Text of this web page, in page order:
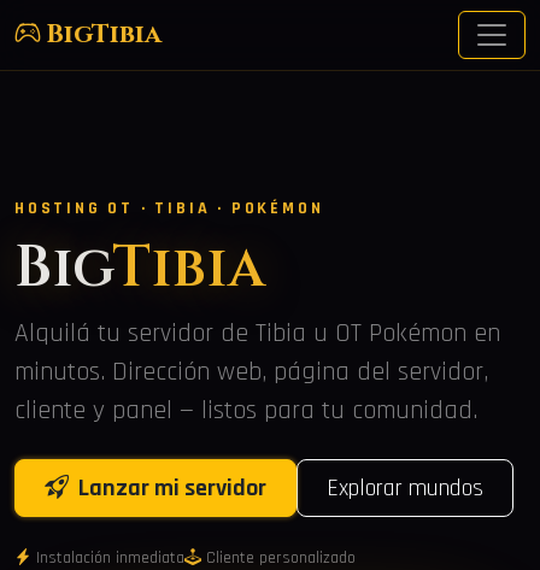
BigTibia
HOSTING OT · TIBIA · POKÉMON
BigTibia
Alquilá tu servidor de Tibia u OT Pokémon en
minutos. Dirección web, página del servidor,
cliente y panel — listos para tu comunidad.
Lanzar mi servidor Explorar mundos
Instalación inmediata
Cliente personalizado